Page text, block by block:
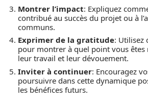
Montrer l’impact: Expliquez
contribué au succès du projet ou à
communs.
Exprimer de la gratitude: Utilisez
pour montrer à quel point vous êtes
leur travail et leur dévouement.
Inviter à continuer: Encouragez
poursuivre dans cette dynamique
les bénéfices futurs.